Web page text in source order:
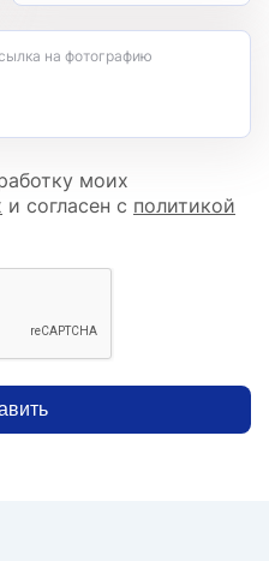
на фотографию
моих
и согласен с политикой